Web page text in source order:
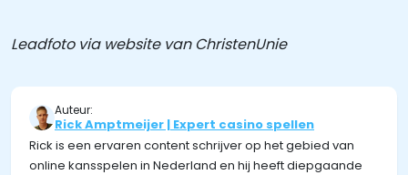
Leadfoto via website van ChristenUnie
Auteur:
Rick Amptmeijer | Expert casino spellen
Rick is een ervaren content schrijver op het gebied van
online kansspelen in Nederland en hij heeft diepgaande